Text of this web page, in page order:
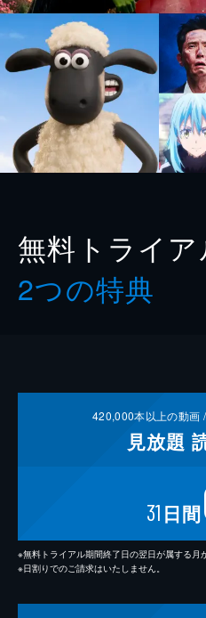
無料トライア
2つの特典
420,000本以上の動画 /
見放題
31 日間
※無料トライアル期間終了日の翌日が属する月
※日割りでのご請求はいたしません。